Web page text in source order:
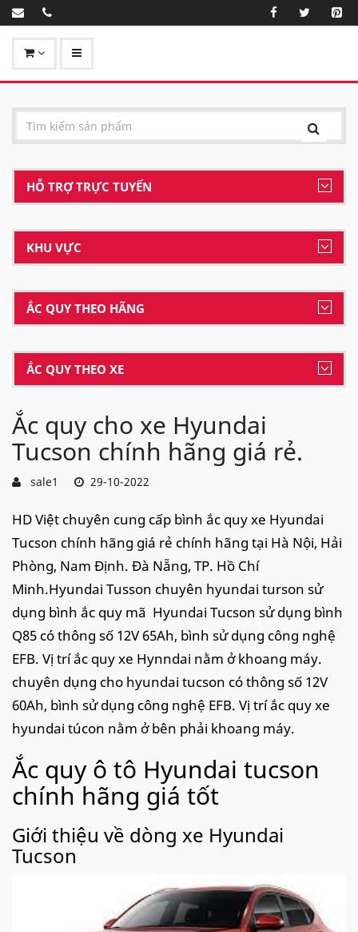
HỖ TRỢ TRỰC TUYẾN
KHU VỰC
ẮC QUY THEO HÃNG
ẮC QUY THEO XE
Ắc quy cho xe Hyundai
Tucson chính hãng giá rẻ.
sale1 29-10-2022
HD Việt chuyên cung cấp bình ắc quy xe Hyundai
Tucson chính hãng giá rẻ chính hãng tại Hà Nội, Hải
Phòng, Nam Định. Đà Nẵng, TP. Hồ Chí
Minh.Hyundai Tusson chuyên hyundai turson sử
dụng bình ắc quy mã Hyundai Tucson sử dụng bình
Q85 có thông số 12V 65Ah, bình sử dụng công nghệ
EFB. Vị trí ắc quy xe Hynndai nằm ở khoang máy.
chuyên dụng cho hyundai tucson có thông số 12V
60Ah, bình sử dụng công nghệ EFB. Vị trí ắc quy xe
hyundai túcon nằm ở bên phải khoang máy.
Ắc quy ô tô Hyundai tucson
chính hãng giá tốt
Giới thiệu về dòng xe Hyundai
Tucson